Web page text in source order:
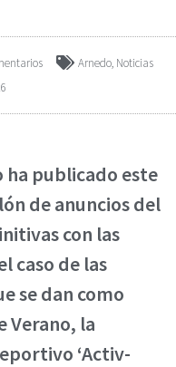
Arnedo, Noticias
ha publicado este
de anuncios del
con las
caso de las
se dan como
Verano, la
‘Activ-